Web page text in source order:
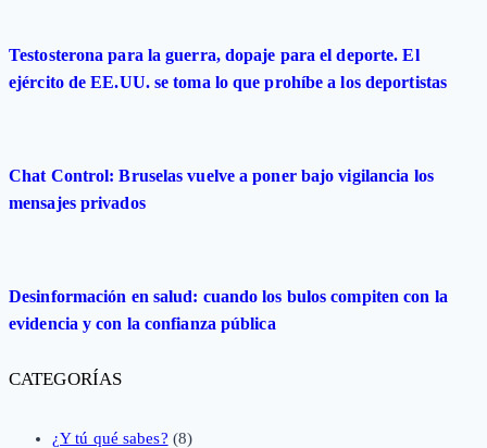
Testosterona para la guerra, dopaje para el deporte. El
ejército de EE.UU. se toma lo que prohíbe a los deportistas
Chat Control: Bruselas vuelve a poner bajo vigilancia los
mensajes privados
Desinformación en salud: cuando los bulos compiten con la
evidencia y con la confianza pública
CATEGORÍAS
¿Y tú qué sabes? (8)